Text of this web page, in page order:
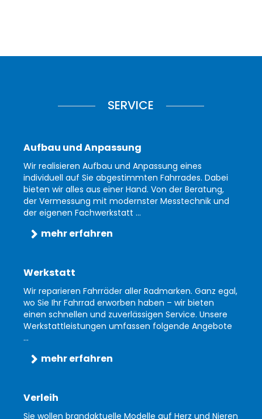
SERVICE
Aufbau und Anpassung
Wir realisieren Aufbau und Anpassung eines
individuell auf Sie abgestimmten Fahrrades. Dabei
bieten wir alles aus einer Hand. Von der Beratung,
der Vermessung mit modernster Messtechnik und
der eigenen Fachwerkstatt ...
mehr erfahren
Werkstatt
Wir reparieren Fahrräder aller Radmarken. Ganz egal,
wo Sie Ihr Fahrrad erworben haben – wir bieten
einen schnellen und zuverlässigen Service. Unsere
Werkstattleistungen umfassen folgende Angebote
...
mehr erfahren
Verleih
Sie wollen brandaktuelle Modelle auf Herz und Nieren